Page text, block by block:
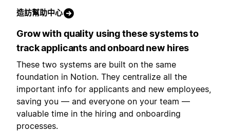
造訪幫助中心
Grow with quality using these systems to
track applicants and onboard new hires
These two systems are built on the same
foundation in Notion. They centralize all the
important info for applicants and new employees,
saving you — and everyone on your team —
valuable time in the hiring and onboarding
processes.